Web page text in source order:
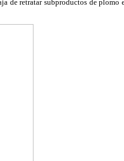
de retratar subproductos de plomo